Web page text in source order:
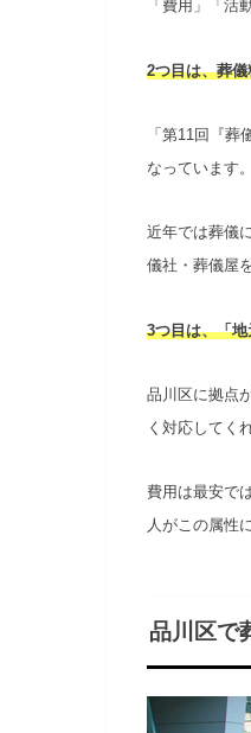
「費用」「活
2つ目は、葬
「第11回『
なっています。
近年では葬儀
儀社・葬儀屋
3つ目は、「
品川区に拠点
く対応してく
費用は最安で
人がこの属性
品川区で